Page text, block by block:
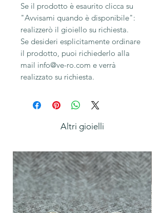
Se il prodotto è esaurito clicca su
"Avvisami quando è disponibile":
realizzerò il gioiello su richiesta.
Se desideri esplicitamente ordinare
il prodotto, puoi richiederlo alla
mail info@ve-ro.com e verrà
realizzato su richiesta.
Altri gioielli